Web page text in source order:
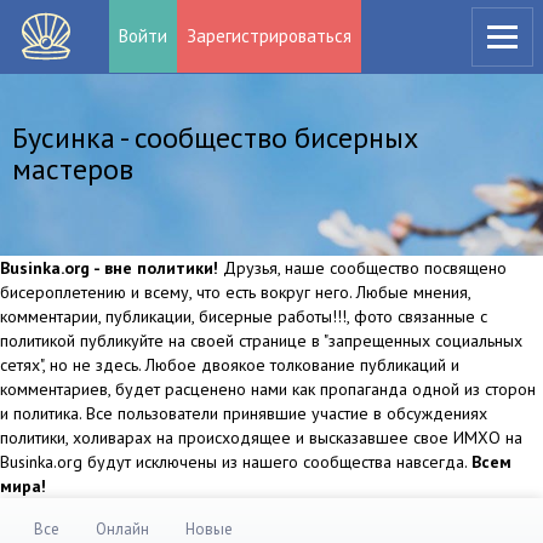
Войти Зарегистрироваться
Бусинка - сообщество бисерных
мастеров
Businka.org - вне политики! Друзья, наше сообщество посвящено
бисероплетению и всему, что есть вокруг него. Любые мнения,
комментарии, публикации, бисерные работы!!!, фото связанные с
политикой публикуйте на своей странице в "запрещенных социальных
сетях", но не здесь. Любое двоякое толкование публикаций и
комментариев, будет расценено нами как пропаганда одной из сторон
и политика. Все пользователи принявшие участие в обсуждениях
политики, холиварах на происходящее и высказавшее свое ИМХО на
Businka.org будут исключены из нашего сообщества навсегда. Всем
мира!
Все Онлайн Новые